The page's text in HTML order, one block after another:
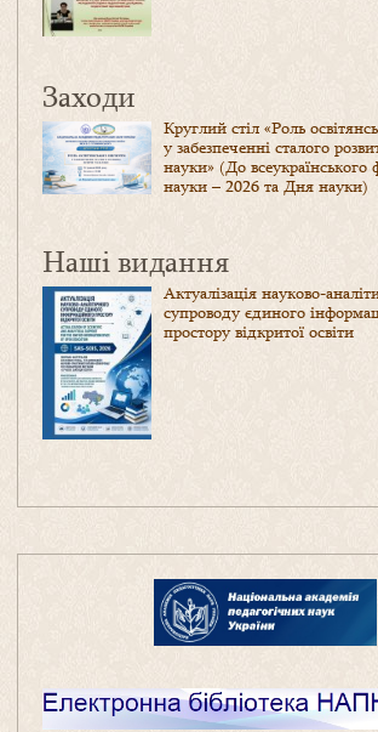
Заходи
Круглий стіл «Роль
у забезпеченні сталого
науки» (До всеукраїнського
науки – 2026 та Дня науки)
Наші видання
Актуалізація науково-
супроводу єдиного
простору відкритої освіти